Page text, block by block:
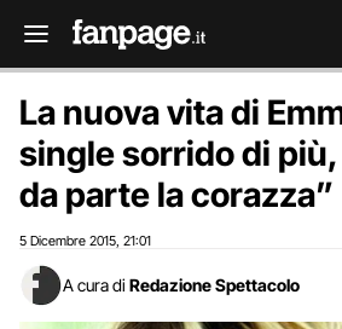
La nuova vita di
single sorrido di
da parte la corazza”
5 Dicembre 2015 21:01
A cura di Redazione Spettacolo